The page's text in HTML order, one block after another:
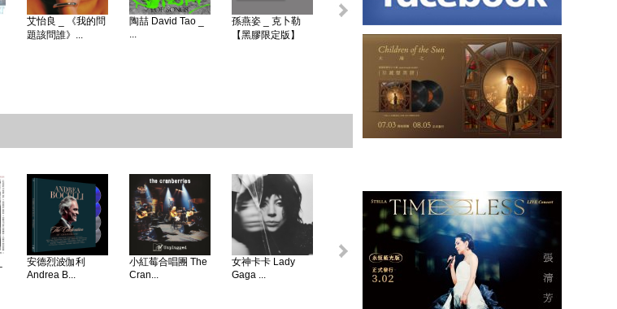
艾怡良 _ 《我的問
題該問誰》...
陶喆 David Tao _
...
孫燕姿 _ 克卜勒
【黑膠限定版】
安德烈波伽利
Andrea B...
小紅莓合唱團 The
Cran...
女神卡卡 Lady
Gaga ...
怪奇比莉 BILLIE
蘿兒 Lorde _ 聖女
莎賓娜卡本特
Sabrina ...